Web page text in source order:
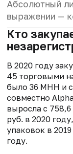
Абсолютный
выражении —
Кто
В 2020 году
45 торговыми
было 36 МНН и
совместно
выросла с
руб. в 2020
упаковок в
году.